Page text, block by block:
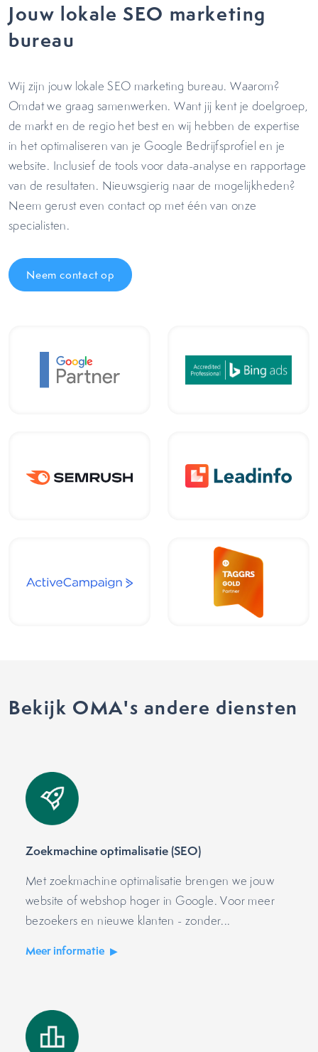
Jouw lokale SEO marketing
bureau
Wij zijn jouw lokale SEO marketing bureau. Waarom?
Omdat we graag samenwerken. Want jij kent je doelgroep,
de markt en de regio het best en wij hebben de expertise
in het optimaliseren van je Google Bedrijfsprofiel en je
website. Inclusief de tools voor data-analyse en rapportage
van de resultaten. Nieuwsgierig naar de mogelijkheden?
Neem gerust even contact op met één van onze
specialisten.
Neem contact op
Bekijk OMA's andere diensten
Zoekmachine optimalisatie (SEO)
Met zoekmachine optimalisatie brengen we jouw
website of webshop hoger in Google. Voor meer
bezoekers en nieuwe klanten - zonder...
Meer informatie